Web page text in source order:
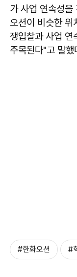
가 사업 연속성을
오션이 비슷한
쟁입찰과 사업 연
주목된다"고 말했
#한화오션 #